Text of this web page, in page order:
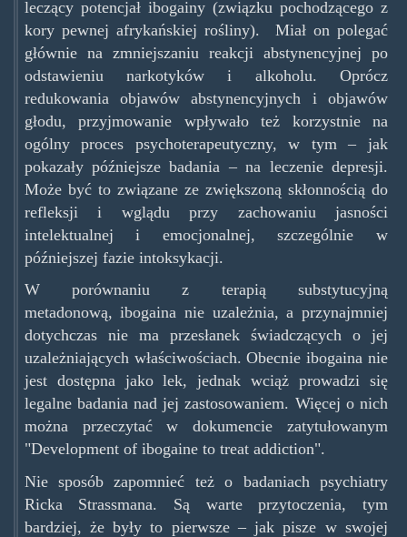
leczący potencjał ibogainy (związku pochodzącego z
kory pewnej afrykańskiej rośliny). Miał on polegać
głównie na zmniejszaniu reakcji abstynencyjnej po
odstawieniu narkotyków i alkoholu. Oprócz
redukowania objawów abstynencyjnych i objawów
głodu, przyjmowanie wpływało też korzystnie na
ogólny proces psychoterapeutyczny, w tym – jak
pokazały późniejsze badania – na leczenie depresji.
Może być to związane ze zwiększoną skłonnością do
refleksji i wglądu przy zachowaniu jasności
intelektualnej i emocjonalnej, szczególnie w
późniejszej fazie intoksykacji.
W porównaniu z terapią substytucyjną
metadonową, ibogaina nie uzależnia, a przynajmniej
dotychczas nie ma przesłanek świadczących o jej
uzależniających właściwościach. Obecnie ibogaina nie
jest dostępna jako lek, jednak wciąż prowadzi się
legalne badania nad jej zastosowaniem. Więcej o nich
można przeczytać w dokumencie zatytułowanym
"Development of ibogaine to treat addiction".
Nie sposób zapomnieć też o badaniach psychiatry
Ricka Strassmana. Są warte przytoczenia, tym
bardziej, że były to pierwsze – jak pisze w swojej